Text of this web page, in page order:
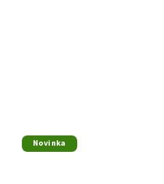
Novinka